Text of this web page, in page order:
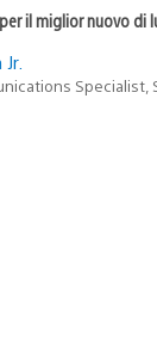
il miglior nuovo di
Specialist,